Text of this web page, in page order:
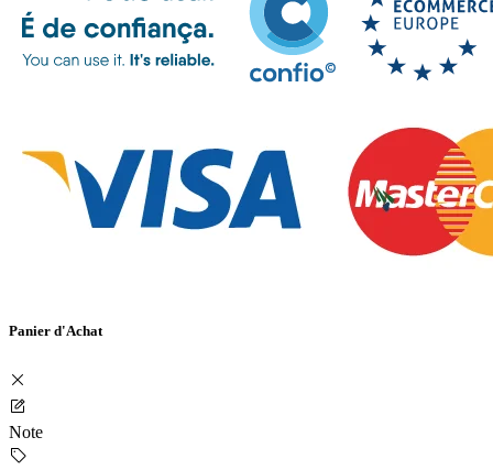
Panier d'Achat
Note